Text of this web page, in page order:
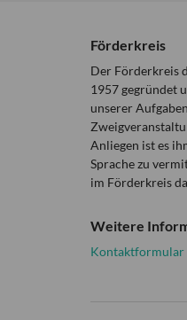
Förderkreis
Der Förderkreis
1957 gegründet
unserer
Anliegen ist es
Sprache zu
im Förderkreis
Weitere
Kontaktformular